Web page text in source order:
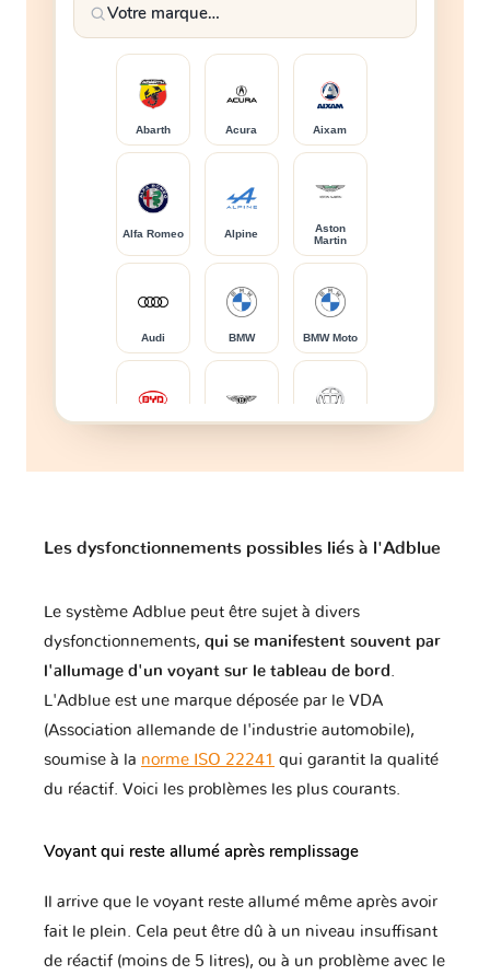
Abarth Acura Aixam
Alfa Romeo Alpine
Aston
Martin
Audi BMW BMW Moto
Changhe Chery Chevrolet
DR DS Dacia
Les dysfonctionnements possibles liés à l'Adblue
Le système Adblue peut être sujet à divers
dysfonctionnements, qui se manifestent souvent par
l'allumage d'un voyant sur le tableau de bord
L'Adblue est une marque déposée par le VDA
(Association allemande de l'industrie automobile),
soumise à la norme ISO 22241 qui garantit la qualité
du réactif. Voici les problèmes les plus courants.
Voyant qui reste allumé après remplissage
Il arrive que le voyant reste allumé même après avoir
fait le plein. Cela peut être dû à un niveau insuffisant
de réactif (moins de 5 litres), ou à un problème avec le